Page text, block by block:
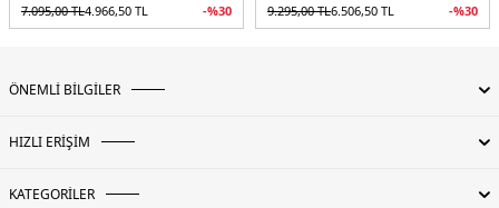
7.095,00TL4.966,50 TL -%30
9.295,00TL6.506,50 TL -%30
ÖNEMLİ BİLGİLER
HIZLI ERİŞİM
KATEGORİLER